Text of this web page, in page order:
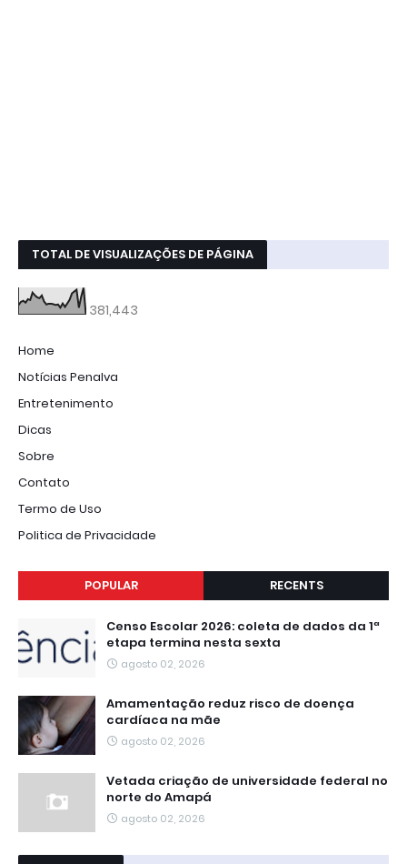
TOTAL DE VISUALIZAÇÕES DE PÁGINA
381,443
Home
Notícias Penalva
Entretenimento
Dicas
Sobre
Contato
Termo de Uso
Politica de Privacidade
POPULAR RECENTS
Censo Escolar 2026: coleta de dados da 1ª
etapa termina nesta sexta
agosto 02, 2026
Amamentação reduz risco de doença
cardíaca na mãe
agosto 02, 2026
Vetada criação de universidade federal no
norte do Amapá
agosto 02, 2026